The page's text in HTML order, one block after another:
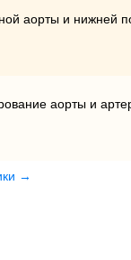
аорты и нижней
аорты и
→